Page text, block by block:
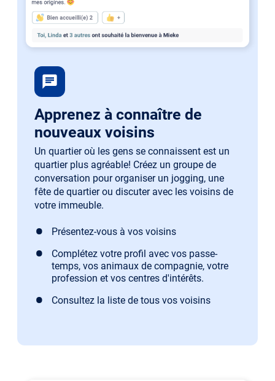
chat
Apprenez à connaître de
nouveaux voisins
Un quartier où les gens se connaissent est un
quartier plus agréable! Créez un groupe de
conversation pour organiser un jogging, une
fête de quartier ou discuter avec les voisins de
votre immeuble.
Présentez-vous à vos voisins
Complétez votre profil avec vos passe-
temps, vos animaux de compagnie, votre
profession et vos centres d'intérêts.
Consultez la liste de tous vos voisins